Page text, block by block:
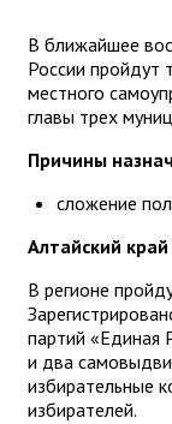
В ближайшее
России пройдут
местного
главы трех
Причины
сложение
Алтайский край
В регионе
партий «Единая
и два
избирательные
избирателей.